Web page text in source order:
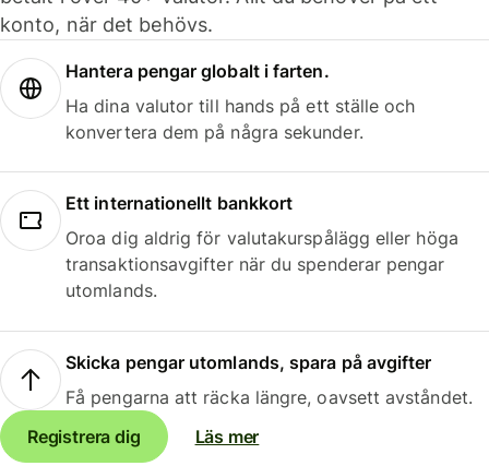
konto, när det behövs.
Hantera pengar globalt i farten.
Ha dina valutor till hands på ett ställe och
konvertera dem på några sekunder.
Ett internationellt bankkort
Oroa dig aldrig för valutakurspålägg eller höga
transaktionsavgifter när du spenderar pengar
utomlands.
Skicka pengar utomlands, spara på avgifter
Få pengarna att räcka längre, oavsett avståndet.
Registrera dig
Läs mer